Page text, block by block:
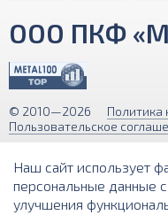
ООО ПКФ
© 2010—2026
Политика
Пользовательское
на этом интернет-сайте
характер и ни при каких
определяемой положениями
Наш сайт использует
персональные данные
улучшения